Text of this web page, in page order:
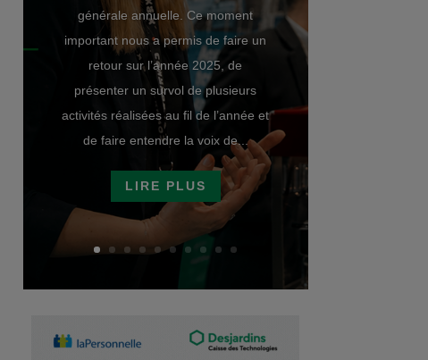
générale annuelle. Ce moment
important nous a permis de faire un
retour sur l’année 2025, de
présenter un survol de plusieurs
activités réalisées au fil de l’année et
de faire entendre la voix de...
LIRE PLUS